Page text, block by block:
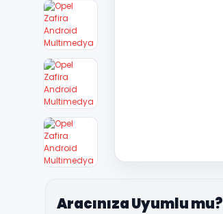
Aracınıza Uyumlu mu?